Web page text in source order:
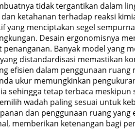
tidak tergantikan dalam
ketahanan terhadap reaksi
menciptakan segel
Desain ergonomisnya
Banyak model yang
distandardisasi memastikan
efisien dalam penggunaan ruang
ukur memungkinkan
sehingga tetap terbaca
wadah paling sesuai untuk
dan penggunaan ruang yang
memberikan ketenangan bagi